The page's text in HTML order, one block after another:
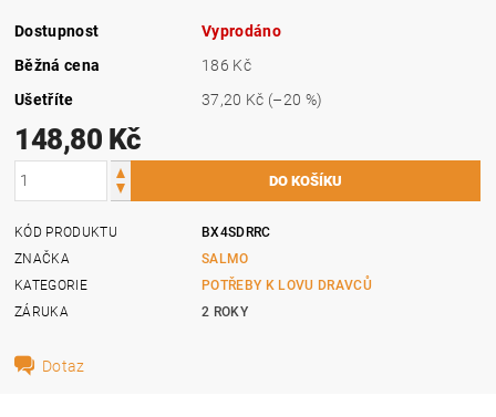
Dostupnost
Vyprodáno
Běžná cena
186 Kč
Ušetříte
37,20 Kč (–20 %)
148,80 Kč
KÓD PRODUKTU
BX4SDRRC
ZNAČKA
SALMO
KATEGORIE
POTŘEBY K LOVU DRAVCŮ
ZÁRUKA
2 ROKY
Dotaz